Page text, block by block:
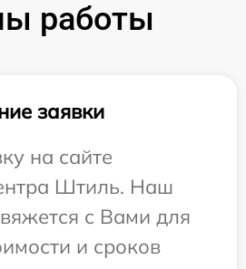
работы
заявки
на сайте
Штиль. Наш
с Вами для
и сроков